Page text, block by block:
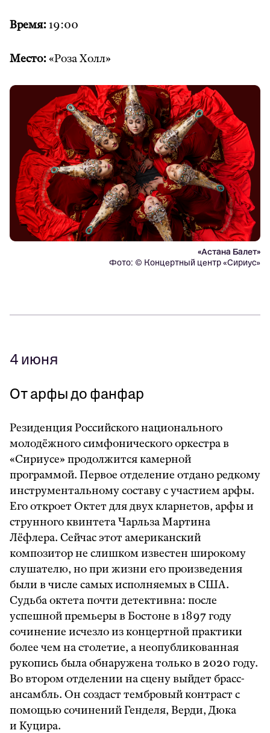
Время:19:00
Место:«Роза Холл»
«Астана Балет»
Фото: © Концертный центр «Сириус»
4 июня
От арфы до фанфар
Резиденция Российского национального
молодёжного симфонического оркестра в
«Сириусе» продолжится камерной
программой. Первое отделение отдано редкому
инструментальному составу с участием арфы.
Его откроет Октет для двух кларнетов, арфы и
струнного квинтета Чарльза Мартина
Лёфлера. Сейчас этот американский
композитор не слишком известен широкому
слушателю, но при жизни его произведения
были в числе самых исполняемых в США.
Судьба октета почти детективна: после
успешной премьеры в Бостоне в 1897 году
сочинение исчезло из концертной практики
более чем на столетие, а неопубликованная
рукопись была обнаружена только в 2020 году.
Во втором отделении на сцену выйдет брасс-
ансамбль. Он создаст тембровый контраст с
помощью сочинений Генделя, Верди, Дюка
и Куцира.